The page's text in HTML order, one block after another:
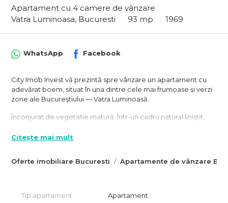
Apartament cu 4 camere de vânzare
Vatra Luminoasa, Bucuresti
93 mp 1969
Oferte imobiliare Bucuresti Apartamente de vânzare
WhatsApp Facebook
City Imob Invest vă prezintă spre vânzare un apartament cu
adevărat boem, situat în una dintre cele mai frumoase și verzi
zone ale Bucureștiului — Vatra Luminoasă.
Înconjurat de vegetație matură, într-un cadru natural liniștit,
Fiecare dimineață poate începe pe o terasă de 6 mp, cu viță
Suprafață utilă: 93 mp
Citește mai mult
Tip apartament Apartament